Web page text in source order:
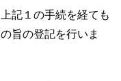
記１の手続を経ても
旨の登記を行いま